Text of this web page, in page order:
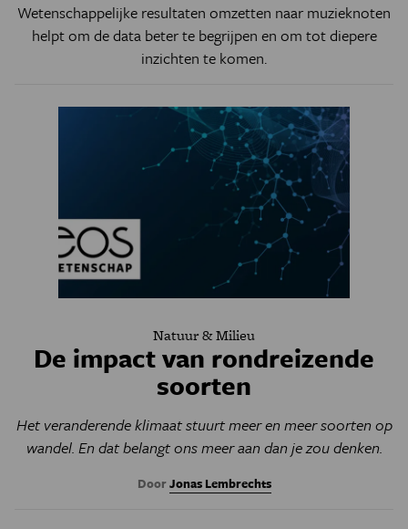
Wetenschappelijke resultaten omzetten naar muzieknoten
helpt om de data beter te begrijpen en om tot diepere
inzichten te komen.
Natuur & Milieu
De impact van rondreizende
soorten
Het veranderende klimaat stuurt meer en meer soorten op
wandel. En dat belangt ons meer aan dan je zou denken.
DoorJonas Lembrechts